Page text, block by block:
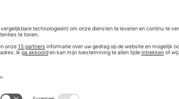
waren (in dit geval transparantie ,
legitimiteit) en welke ethische
aantal bezoekers zorgt mogelijk voor